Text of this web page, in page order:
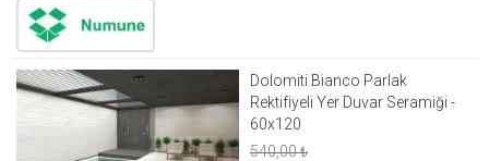
Dolomiti Bianco Parlak
Rektifiyeli Yer Duvar Seramiği -
60x120
540,00₺